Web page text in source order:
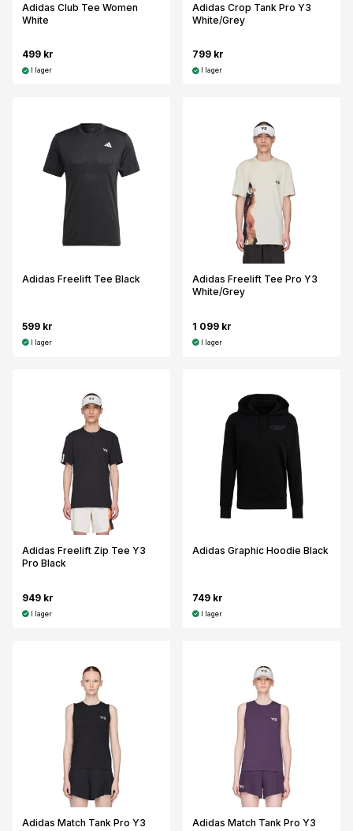
Adidas Club Tee Women
White
499 kr
I lager
Adidas Crop Tank Pro Y3
White/Grey
799 kr
I lager
Adidas Freelift Tee Black
599 kr
I lager
Adidas Freelift Tee Pro Y3
White/Grey
1 099 kr
I lager
Adidas Freelift Zip Tee Y3
Pro Black
949 kr
I lager
Adidas Graphic Hoodie Black
749 kr
I lager
Adidas Match Tank Pro Y3
Adidas Match Tank Pro Y3